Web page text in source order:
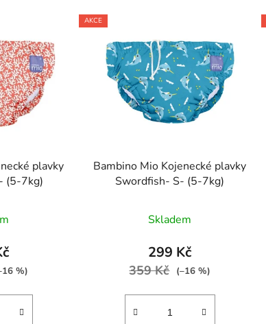
plavky
(5-7kg)
%)
AKCE
Bambino Mio Kojenecké plavky
Swordfish- S- (5-7kg)
Skladem
299 Kč
359 Kč (–16 %)